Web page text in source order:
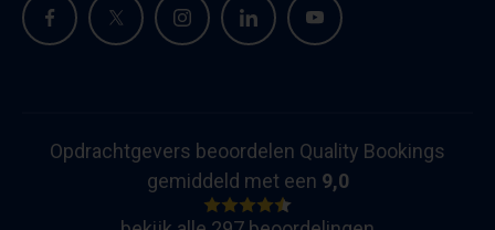
Opdrachtgevers beoordelen Quality Bookings
gemiddeld met een 9,0